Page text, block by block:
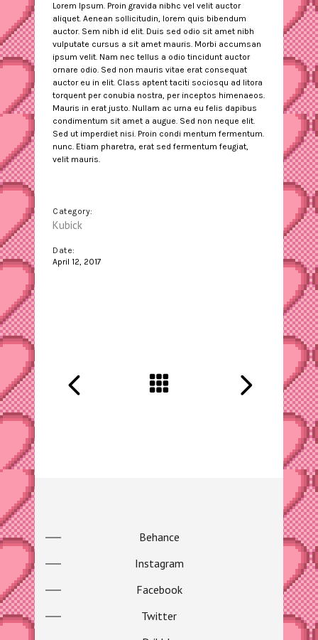
Lorem Ipsum. Proin gravida nibhc vel velit auctor
aliquet. Aenean sollicitudin, lorem quis bibendum
auctor. Sem nibh id elit. Duis sed odio sit amet nibh
vulputate cursus a sit amet mauris. Morbi accumsan
ipsum velit. Nam nec tellus a odio tincidunt auctor
ornare odio. Sed non mauris vitae erat consequat
auctor eu in elit. Class aptent taciti sociosqu ad litora
torquent per conubia nostra, per inceptos himenaeos.
Mauris in erat justo. Nullam ac urna eu felis dapibus
condimentum sit amet a augue. Sed non neque elit.
Sed ut imperdiet nisi. Proin condi mentum fermentum.
nunc. Etiam pharetra, erat sed fermentum feugiat,
velit mauris.
Category:
Kubick
Date:
April 12, 2017
Behance
Instagram
Facebook
Twitter